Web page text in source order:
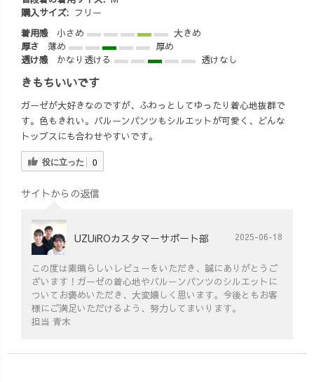
購入サイズ: フリー
着用感
小さめ
大きめ
厚さ
薄め
厚め
透け感
かなり透ける 透けなし
きもちいいです
ガーゼが大好きなのですが、ふわっとしてゆったり着心地抜群で
す。色もきれい。バルーンパンツもシルエットが可愛く、どんな
トップスにも合わせやすいです。
役に立った
0
サイトからの返信
UZUiROカスタマーサポート部 2025-06-18
この度は素晴らしいレビューをいただき、誠にありがとうご
ざいます！ガーゼの着心地やバルーンパンツのシルエットに
ついてお褒めいただき、大変嬉しく思います。今後ともお客
様にご満足いただけるよう、努力してまいります。
担当 青木